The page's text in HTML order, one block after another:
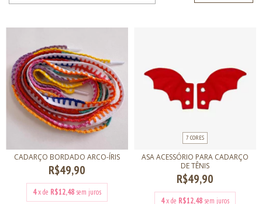
CADARÇO BORDADO ARCO-ÍRIS
R$49,90
4x de R$12,48 sem juros
7 CORES
ASA ACESSÓRIO PARA CADARÇO
DE TÊNIS
R$49,90
4x de R$12,48 sem juros